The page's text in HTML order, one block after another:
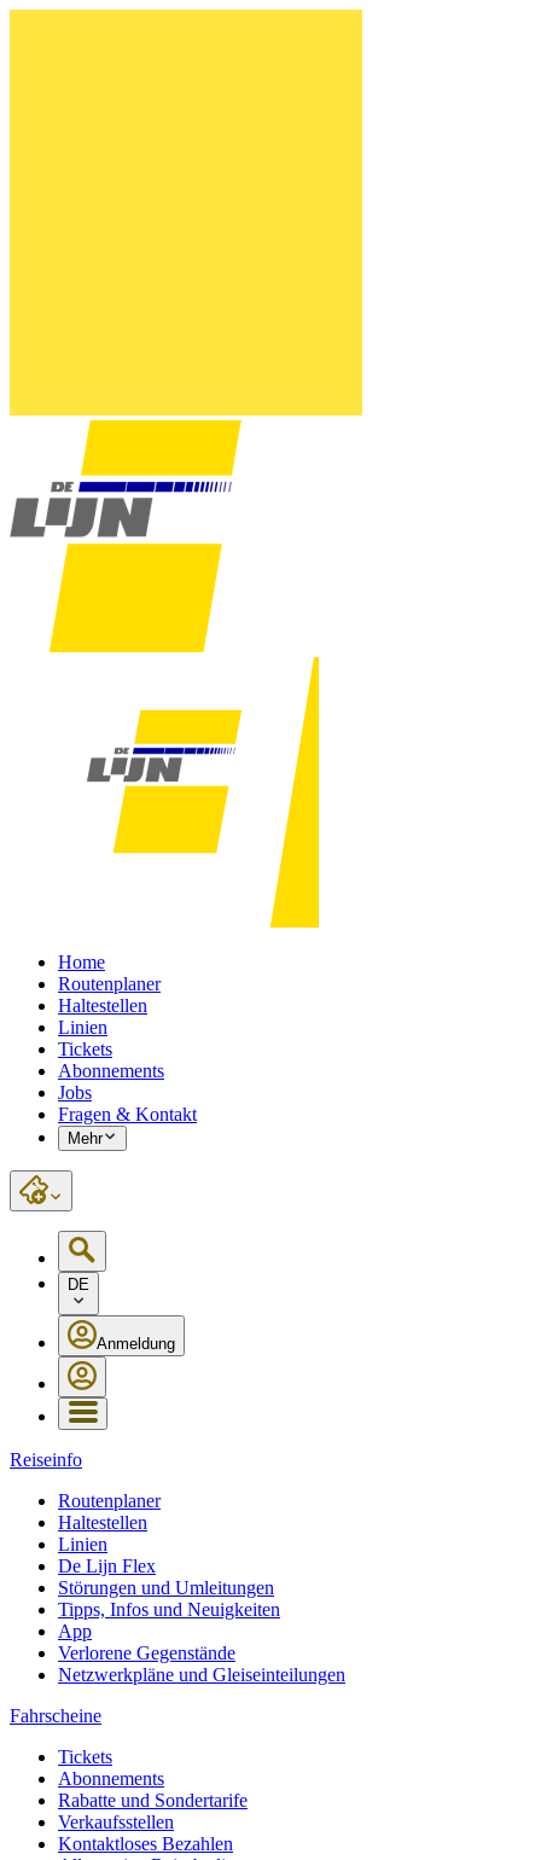
Home
Routenplaner
Haltestellen
Linien
Tickets
Abonnements
Jobs
Fragen & Kontakt
Mehr
DE
Anmeldung
Reiseinfo
Routenplaner
Haltestellen
Linien
De Lijn Flex
Störungen und Umleitungen
Tipps, Infos und Neuigkeiten
App
Verlorene Gegenstände
Netzwerkpläne und Gleiseinteilungen
Fahrscheine
Tickets
Abonnements
Rabatte und Sondertarife
Verkaufsstellen
Kontaktloses Bezahlen